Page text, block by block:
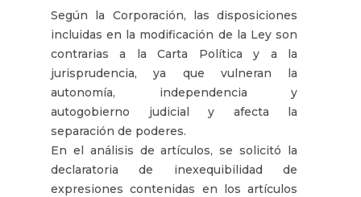
Según la Corporación, las disposiciones
incluidas en la modificación de la Ley son
contrarias a la Carta Política y a la
jurisprudencia, ya que vulneran la
autonomía, independencia y
autogobierno judicial y afecta la
separación de poderes.
En el análisis de artículos, se solicitó la
declaratoria de inexequibilidad de
expresiones contenidas en los artículos